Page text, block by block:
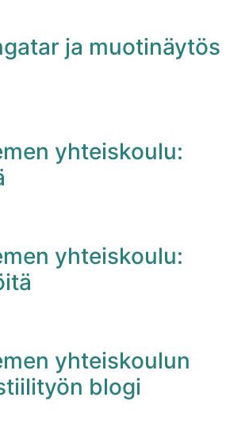
ja muotinäytös
yhteiskoulu:
yhteiskoulu:
yhteiskoulun
blogi